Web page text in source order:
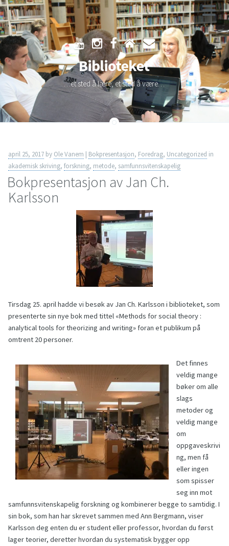
Skip
to
content
Biblioteket
…et sted å lære, et sted å være…
april 25, 2017 by Ole Vanem | Bokpresentasjon, Foredrag, Uncategorized in
akademisk skriving, forskning, metode, samfunnsvitenskapelig
Bokpresentasjon av Jan Ch.
Karlsson
Tirsdag 25. april hadde vi besøk av Jan Ch. Karlsson i biblioteket, som
presenterte sin nye bok med tittel «Methods for social theory :
analytical tools for theorizing and writing» foran et publikum på
omtrent 20 personer.
Det finnes
veldig mange
bøker om alle
slags
metoder og
veldig mange
om
oppgaveskrivi
ng, men få
eller ingen
som spisser
seg inn mot
samfunnsvitenskapelig forskning og kombinerer begge to samtidig. I
sin bok, som han har skrevet sammen med Ann Bergmann, viser
Karlsson deg enten du er student eller professor, hvordan du først
lager teorier, deretter hvordan du systematisk bygger opp